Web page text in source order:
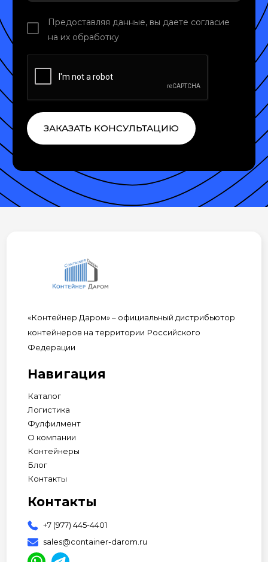
Предоставляя данные, вы даете согласие
на их обработку
ЗАКАЗАТЬ КОНСУЛЬТАЦИЮ
«Контейнер Даром» – официальный дистрибьютор
контейнеров на территории Российского
Федерации
Навигация
Каталог
Логистика
Фулфилмент
О компании
Контейнеры
Блог
Контакты
Контакты
+7 (977) 445-4401
sales@container-darom.ru